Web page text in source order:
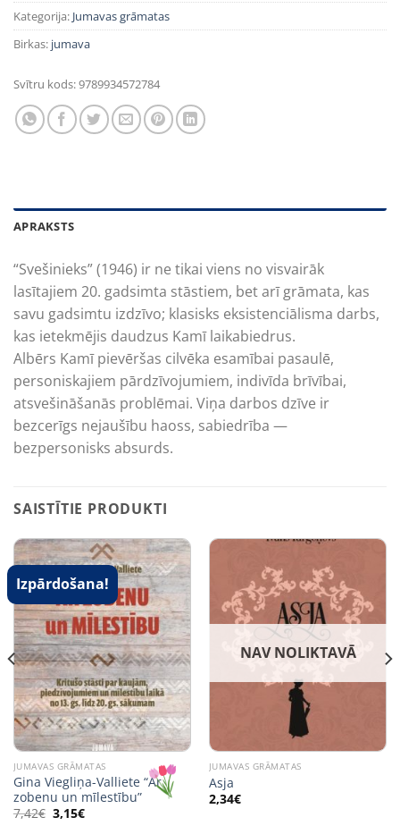
Kategorija: Jumavas grāmatas
Birkas: jumava
Svītru kods:9789934572784
APRAKSTS
“Svešinieks” (1946) ir ne tikai viens no visvairāk
lasītajiem 20. gadsimta stāstiem, bet arī grāmata, kas
savu gadsimtu izdzīvo; klasisks eksistenciālisma darbs,
kas ietekmējis daudzus Kamī laikabiedrus.
Albērs Kamī pievēršas cilvēka esamībai pasaulē,
personiskajiem pārdzīvojumiem, indivīda brīvībai,
atsvešināšanās problēmai. Viņa darbos dzīve ir
bezcerīgs nejaušību haoss, sabiedrība —
bezpersonisks absurds.
SAISTĪTIE PRODUKTI
Izpārdošana!
JUMAVAS GRĀMATAS
Gina Viegliņa-Valliete “Ar
zobenu un mīlestību”
7,42€ Original
price
3,15€Current
NAV NOLIKTAVĀ
JUMAVAS GRĀMATAS
Asja
2,34€